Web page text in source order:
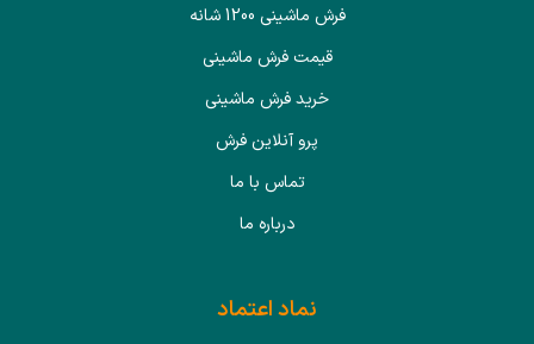
فرش ماشینی 1200 شانه
قیمت فرش ماشینی
خرید فرش ماشینی
پرو آنلاین فرش
تماس با ما
درباره ما
نماد اعتماد